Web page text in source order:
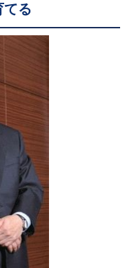
てる